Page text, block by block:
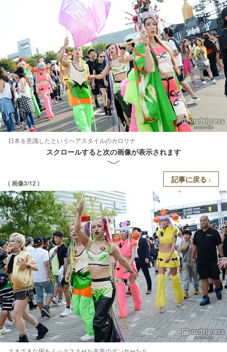
日本を意識したというヘアスタイルのカロリナ
スクロールすると次の画像が表示されます
( 画像3/12 ) 記事に戻る